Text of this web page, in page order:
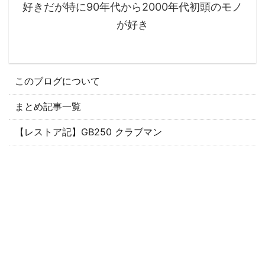
好きだが特に90年代から2000年代初頭のモノ
が好き
このブログについて
まとめ記事一覧
【レストア記】GB250 クラブマン